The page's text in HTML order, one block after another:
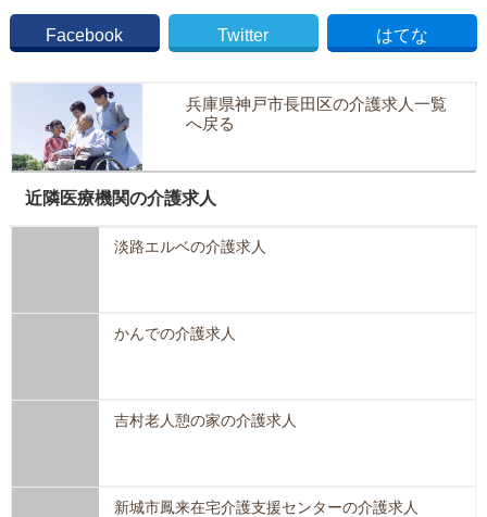
Facebook Twitter はてな
兵庫県神戸市長田区の介護求人一覧
へ戻る
近隣医療機関の介護求人
淡路エルベの介護求人
かんでの介護求人
吉村老人憩の家の介護求人
新城市鳳来在宅介護支援センターの介護求人